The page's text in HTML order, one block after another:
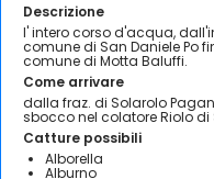
Descrizione
l' intero corso d'acqua,
comune di San Daniele Po
comune di Motta Baluffi.
Come arrivare
dalla fraz. di Solarolo
sbocco nel colatore Riolo
Catture possibili
Alborella
Alburno